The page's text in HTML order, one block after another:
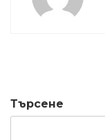
Търсене